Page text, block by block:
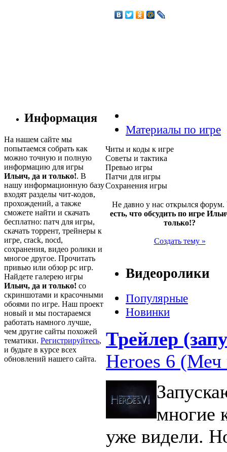
Информация
На нашем сайте мы
попытаемся собрать как
можно точную и полную
информацию для игры
Ильич, да и только!. В
нашу информационную базу
входят разделы чит-кодов,
прохождений, а также
сможете найти и скачать
бесплатно: патч для игры,
скачать торрент, трейнеры к
игре, crack, nocd,
сохранения, видео ролики и
многое другое. Прочитать
привью или обзор pc игр.
Найдете галерею игры
Ильич, да и только! со
скриншотами и красочными
обоями по игре. Наш проект
новый и мы постараемся
работать намного лучше,
чем другие сайты похожей
тематики. Регистрируйтесь,
и будьте в курсе всех
обновлений нашего сайта.
Материалы по игре
Читы и коды к игре
Советы и тактика
Превью игры
Патчи для игры
Сохранения игры
Не давно у нас открылся форум.
есть, что обсудить по игре
только!?
Создать тему »
Видеоролики
Популярные
Новинки
Трейлер
Heroes 6 (Меч
многие
уже видели.